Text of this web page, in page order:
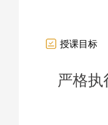
授课目标
严格执